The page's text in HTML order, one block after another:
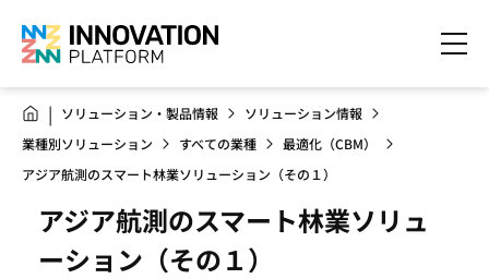
ソリューション・製品情報
ソリューション情報
業種別ソリューション
すべての業種
最適化（CBM）
アジア航測のスマート林業ソリューション（その１）
アジア航測のスマート林業ソリュ
ーション（その１）